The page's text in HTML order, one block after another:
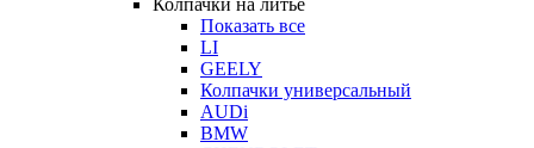
Колпачки на литье
Показать все
LI
GEELY
Колпачки универсальный
AUDi
BMW